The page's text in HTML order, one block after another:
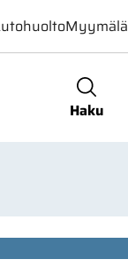
Haku
Myymälä